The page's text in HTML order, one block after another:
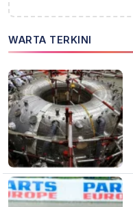
WARTA TERKINI